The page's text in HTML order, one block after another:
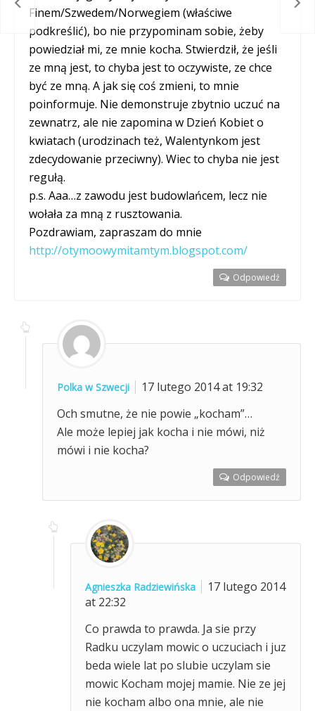
Finem/Szwedem/Norwegiem (właściwe
podkreślić), bo nie przypominam sobie, żeby
powiedział mi, ze mnie kocha. Stwierdził, że jeśli
ze mną jest, to chyba jest to oczywiste, ze chce
być ze mną. A jak się coś zmieni, to mnie
poinformuje. Nie demonstruje zbytnio uczuć na
zewnatrz, ale nie zapomina w Dzień Kobiet o
kwiatach (urodzinach też, Walentynkom jest
zdecydowanie przeciwny). Wiec to chyba nie jest
regułą.
p.s. Aaa…z zawodu jest budowlańcem, lecz nie
wołała za mną z rusztowania.
Pozdrawiam, zapraszam do mnie
http://otymoowymitamtym.blogspot.com/
Odpowiedź
Polka w Szwecji
17 lutego 2014 at 19:32
Och smutne, że nie powie „kocham”…
Ale może lepiej jak kocha i nie mówi, niż
mówi i nie kocha?
Odpowiedź
Agnieszka Radziewińska
17 lutego 2014
at 22:32
Co prawda to prawda. Ja sie przy
Radku uczylam mowic o uczuciach i juz
beda wiele lat po slubie uczylam sie
mowic Kocham mojej mamie. Nie ze jej
nie kocham albo ona mnie, ale nie